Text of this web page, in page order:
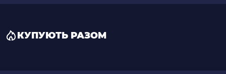
КУПУЮТЬ РАЗОМ